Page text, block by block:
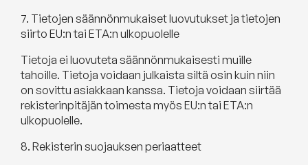
7. Tietojen säännönmukaiset luovutukset ja tietojen
siirto EU:n tai ETA:n ulkopuolelle
Tietoja ei luovuteta säännönmukaisesti muille
tahoille. Tietoja voidaan julkaista siltä osin kuin niin
on sovittu asiakkaan kanssa. Tietoja voidaan siirtää
rekisterinpitäjän toimesta myös EU:n tai ETA:n
ulkopuolelle.
8. Rekisterin suojauksen periaatteet